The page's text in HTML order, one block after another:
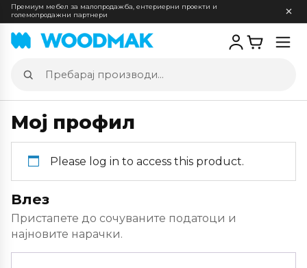
Премиум мебел за малопродажба, ентериерни проекти и
големопродажни партнери
Пребарај
производи
Мој профил
Please log in to access this product.
Влез
Пристапете до сочуваните податоци и
најновите нарачки.